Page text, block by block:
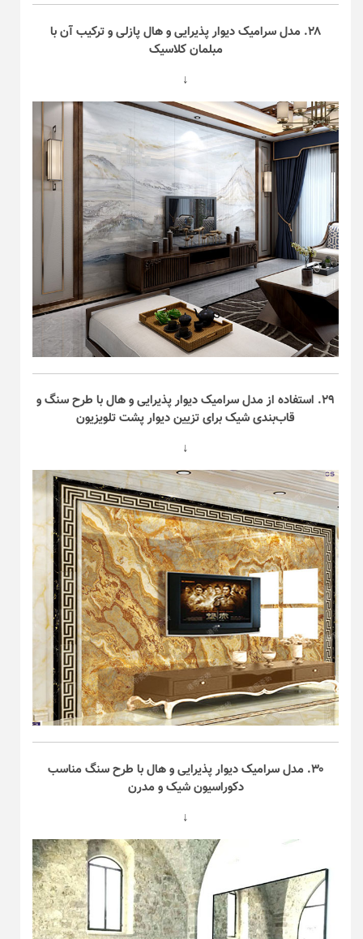
۲۸. مدل سرامیک دیوار پذیرایی و هال پازلی و ترکیب آن با
مبلمان کلاسیک
↓
۲۹. استفاده از مدل سرامیک دیوار پذیرایی و هال با طرح سنگ و
قاب‌بندی شیک برای تزیین دیوار پشت تلویزیون
↓
۳۰. مدل سرامیک دیوار پذیرایی و هال با طرح سنگ مناسب
دکوراسیون شیک و مدرن
↓